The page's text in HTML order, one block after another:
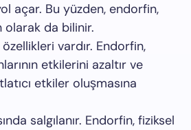
açar. Bu yüzden, endorfin,
olarak da bilinir.
özellikleri vardır. Endorfin,
etkilerini azaltır ve
etkiler oluşmasına
salgılanır. Endorfin, fiziksel